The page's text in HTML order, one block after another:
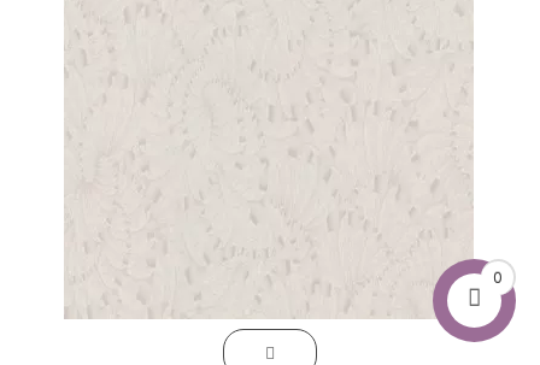
0